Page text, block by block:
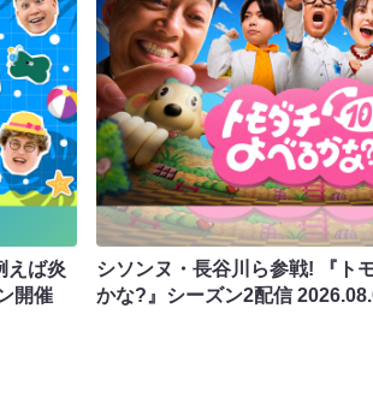
えば炎
開催
シソンヌ・長谷川ら参戦! 『ト
かな?』シーズン2配信